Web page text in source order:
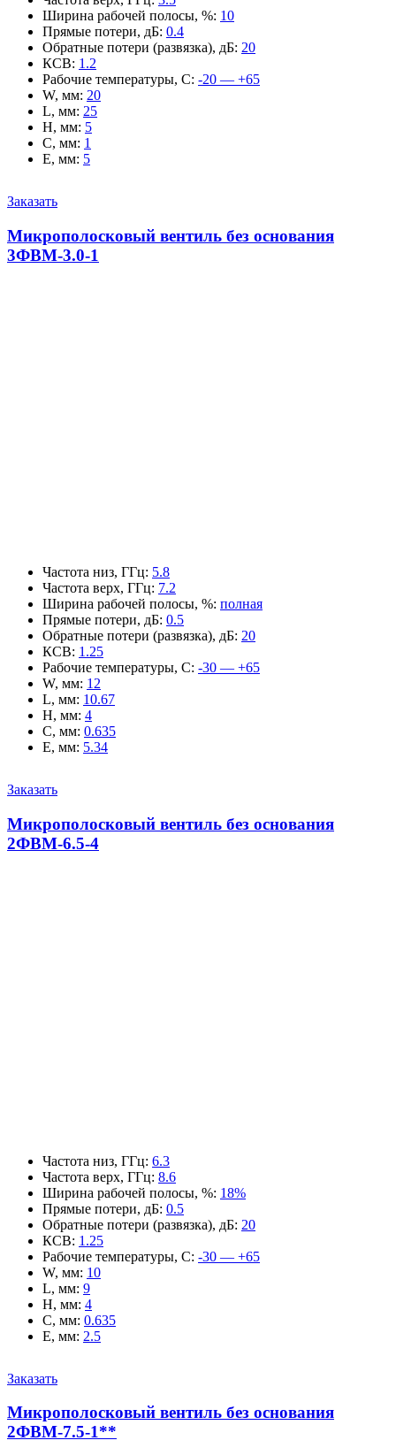
Ширина рабочей полосы, %: 10
Прямые потери, дБ: 0.4
Обратные потери (развязка), дБ: 20
КСВ: 1.2
Рабочие температуры, С: -20 — +65
W, мм: 20
L, мм: 25
H, мм: 5
C, мм: 1
E, мм: 5
Заказать
Микрополосковый вентиль без основания
3ФВМ-3.0-1
Частота низ, ГГц: 5.8
Частота верх, ГГц: 7.2
Ширина рабочей полосы, %: полная
Прямые потери, дБ: 0.5
Обратные потери (развязка), дБ: 20
КСВ: 1.25
Рабочие температуры, С: -30 — +65
W, мм: 12
L, мм: 10.67
H, мм: 4
C, мм: 0.635
E, мм: 5.34
Заказать
Микрополосковый вентиль без основания
2ФВМ-6.5-4
Частота низ, ГГц: 6.3
Частота верх, ГГц: 8.6
Ширина рабочей полосы, %: 18%
Прямые потери, дБ: 0.5
Обратные потери (развязка), дБ: 20
КСВ: 1.25
Рабочие температуры, С: -30 — +65
W, мм: 10
L, мм: 9
H, мм: 4
C, мм: 0.635
E, мм: 2.5
Заказать
Микрополосковый вентиль без основания
2ФВМ-7.5-1**